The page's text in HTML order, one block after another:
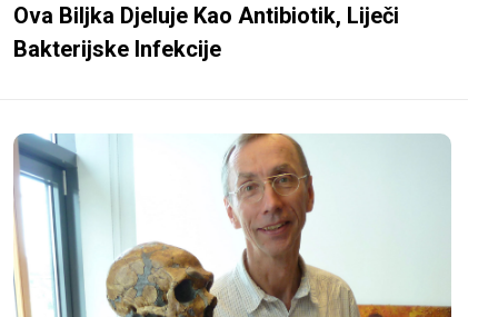
Ova Biljka Djeluje Kao Antibiotik, Liječi
Bakterijske Infekcije